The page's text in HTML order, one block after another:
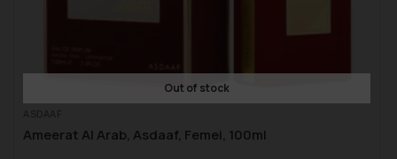
Out of stock
Ameerat Al Arab, Asdaaf, Femei, 100ml